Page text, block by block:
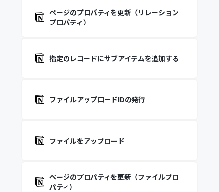
ページのプロパティを更新（リレーション
プロパティ）
指定のレコードにサブアイテムを追加する
ファイルアップロードIDの発行
ファイルをアップロード
ページのプロパティを更新（ファイルプロ
パティ）